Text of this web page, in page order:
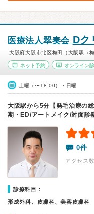
医療法人翠奏会 Dク
大阪府大阪市北区梅田（大阪駅（
ネット予約 オンライン
土曜（〜18:00）・日曜
大阪駅から5分【発毛治療の
期・ED/アートメイク/対面診
0件
アクセス
診療科目：
形成外科、皮膚科、美容皮膚科